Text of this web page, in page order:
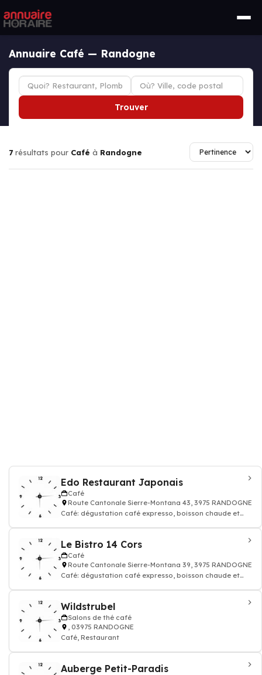
Annuaire Café — Randogne
Trouver
7 résultats pour Café à Randogne
Edo Restaurant Japonais
Café
Route Cantonale Sierre-Montana 43, 3975 RANDOGNE
Café: dégustation café expresso, boisson chaude et
Le Bistro 14 Cors
Café
Route Cantonale Sierre-Montana 39, 3975 RANDOGNE
Café: dégustation café expresso, boisson chaude et
Wildstrubel
Salons de thé café
, 03975 RANDOGNE
Café, Restaurant
Auberge Petit-Paradis